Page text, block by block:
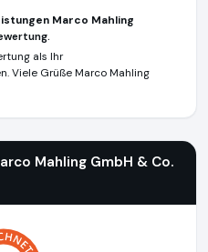
Marco Mahling
als Ihr
Viele Grüße Marco Mahling
Mahling GmbH & Co.